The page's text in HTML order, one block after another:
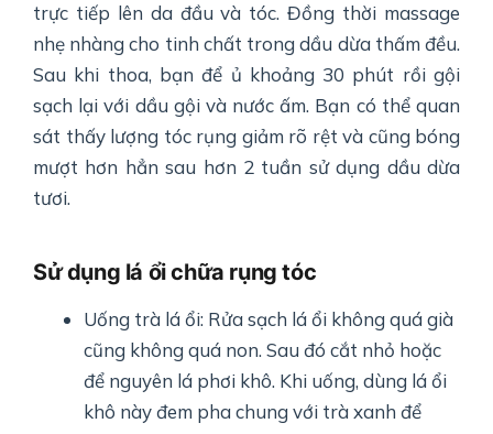
trực tiếp lên da đầu và tóc. Đồng thời massage
nhẹ nhàng cho tinh chất trong dầu dừa thấm đều.
Sau khi thoa, bạn để ủ khoảng 30 phút rồi gội
sạch lại với dầu gội và nước ấm. Bạn có thể quan
sát thấy lượng tóc rụng giảm rõ rệt và cũng bóng
mượt hơn hẳn sau hơn 2 tuần sử dụng dầu dừa
tươi.
Sử dụng lá ổi chữa rụng tóc
Uống trà lá ổi: Rửa sạch lá ổi không quá già
cũng không quá non. Sau đó cắt nhỏ hoặc
để nguyên lá phơi khô. Khi uống, dùng lá ổi
khô này đem pha chung với trà xanh để